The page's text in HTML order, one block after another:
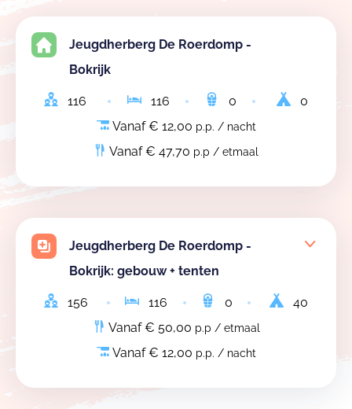
Jeugdherberg De Roerdomp -
Bokrijk
116 116 0
0
Vanaf € 12,00 p.p. / nacht
Vanaf € 47,70 p.p / etmaal
Jeugdherberg De Roerdomp -
Bokrijk: gebouw + tenten
156 116 0
40
Vanaf € 50,00 p.p / etmaal
Vanaf € 12,00 p.p. / nacht